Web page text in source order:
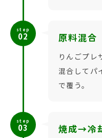
step
02 原料混合
りんごプレ
混合してパ
で覆う。
step
03 焼成→冷